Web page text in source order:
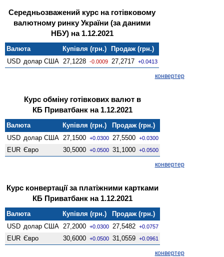
Середньозважений курс на готівковому
валютному ринку України (за даними
НБУ) на 1.12.2021
Валюта Купівля (грн.)
Продаж (грн.)
USD долар США 27,1228 -0.0009 27,2717 +0.0413
конвертер
Курс обміну готівкових валют в
КБ Приватбанк на 1.12.2021
Валюта Купівля (грн.)
Продаж (грн.)
USD долар США 27,1500 +0.0300 27,5500 +0.0300
EUR Євро 30,5000 +0.0500 31,1000 +0.0500
конвертер
Курс конвертації за платіжними картками
КБ Приватбанк на 1.12.2021
Валюта Купівля (грн.)
Продаж (грн.)
USD долар США 27,2000 +0.0300 27,5482 +0.0757
EUR Євро 30,6000 +0.0500 31,0559 +0.0961
конвертер